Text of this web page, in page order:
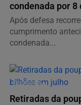
condenada por 8
Após defesa
cumprimento
condenada...
ECONOMIA
Retiradas da